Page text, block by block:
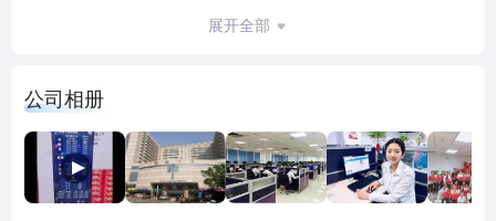
业，是海淀区高新技术企业，多次被评为海淀区优秀民营企
务，2001年开始规模化提供呼叫中心外包服务，公司以提供
呼叫中心服务外包、运营管理外包、人员外包、流程外包、
呼叫中心平台外包、全面的业务与运营解决方案外包为主要
业务模式。应用业务涉及众多行业，包括：电信、金融、保
展开全部
公司相册